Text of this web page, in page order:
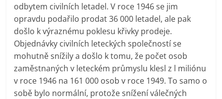
odbytem civilních letadel. V roce 1946 se jim
opravdu podařilo prodat 36 000 letadel, ale pak
došlo k výraznému poklesu křivky prodeje.
Objednávky civilních leteckých společností se
mohutně snížily a došlo k tomu, že počet osob
zaměstnaných v leteckém průmyslu klesl z l miliónu
v roce 1946 na 161 000 osob v roce 1949. To samo o
sobě bylo normální, protože snížení válečných